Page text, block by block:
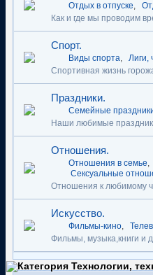
Отдых в отпуске,
Как и где мы проводим
Спорт.
Виды спорта, Лиги,
Спортивная жизнь
Праздники.
Семейные
Наши любимые
Отношения.
Отношения в семье,
Сексуальные
Отношения к любимому
Искусство.
Фильмы-кино,
Фильмы, музыка,книги и